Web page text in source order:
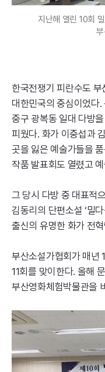
지난해 열린 10회
한국전쟁기 피란수도
대한민국의 중심이었다.
중구 광복동 일대 다방
피웠다. 화가 이중섭과
곳을 잃은 예술가들을
작품 발표회도 열렸고
그 당시 다방 중 대표적
김동리의 단편소설 ‘밀
출신의 유명한 화가 전
부산소설가협회가 매년
11회를 맞이한다. 올해
부산영화체험박물관을